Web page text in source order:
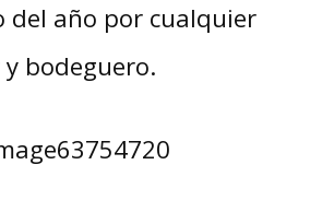
del año por cualquier
bodeguero.